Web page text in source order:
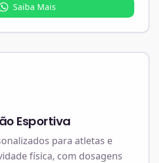
Saiba Mais
Esportiva
para atletas e
física, com dosagens